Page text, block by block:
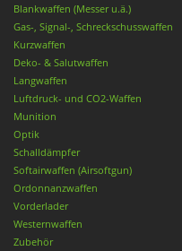
Blankwaffen (Messer u.ä.)
Gas-, Signal-, Schreckschusswaffen
Kurzwaffen
Deko- & Salutwaffen
Langwaffen
Luftdruck- und CO2-Waffen
Munition
Optik
Schalldämpfer
Softairwaffen (Airsoftgun)
Ordonnanzwaffen
Vorderlader
Westernwaffen
Zubehör